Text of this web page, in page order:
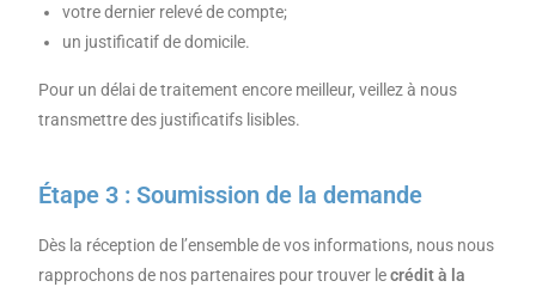
votre dernier relevé de compte;
un justificatif de domicile.
Pour un délai de traitement encore meilleur, veillez à nous
transmettre des justificatifs lisibles.
Étape 3 : Soumission de la demande
Dès la réception de l’ensemble de vos informations, nous nous
rapprochons de nos partenaires pour trouver lecrédit à la